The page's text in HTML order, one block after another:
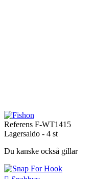
Referens F-WT1415
Lagersaldo - 4 st
Du kanske också gillar